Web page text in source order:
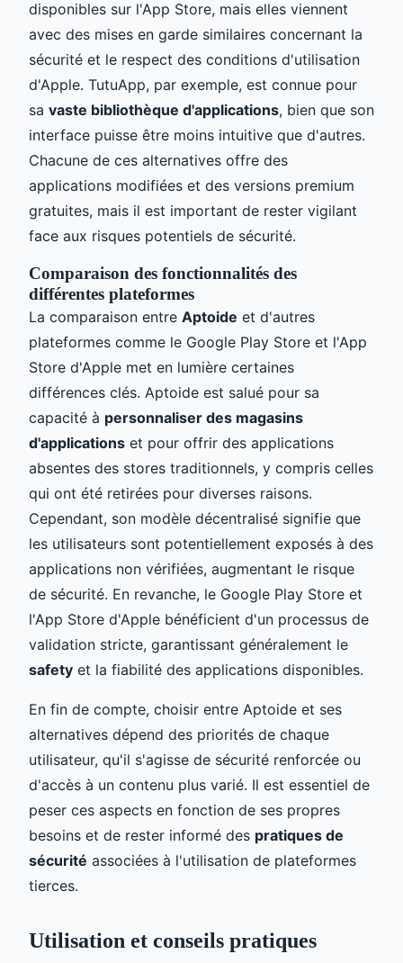
disponibles sur l'App Store, mais elles viennent
avec des mises en garde similaires concernant la
sécurité et le respect des conditions d'utilisation
d'Apple. TutuApp, par exemple, est connue pour
sa vaste bibliothèque d'applications, bien que son
interface puisse être moins intuitive que d'autres.
Chacune de ces alternatives offre des
applications modifiées et des versions premium
gratuites, mais il est important de rester vigilant
face aux risques potentiels de sécurité.
Comparaison des fonctionnalités des
différentes plateformes
La comparaison entre Aptoide et d'autres
plateformes comme le Google Play Store et l'App
Store d'Apple met en lumière certaines
différences clés. Aptoide est salué pour sa
capacité à personnaliser des magasins
d'applications et pour offrir des applications
absentes des stores traditionnels, y compris celles
qui ont été retirées pour diverses raisons.
Cependant, son modèle décentralisé signifie que
les utilisateurs sont potentiellement exposés à des
applications non vérifiées, augmentant le risque
de sécurité. En revanche, le Google Play Store et
l'App Store d'Apple bénéficient d'un processus de
validation stricte, garantissant généralement le
safety et la fiabilité des applications disponibles.
En fin de compte, choisir entre Aptoide et ses
alternatives dépend des priorités de chaque
utilisateur, qu'il s'agisse de sécurité renforcée ou
d'accès à un contenu plus varié. Il est essentiel de
peser ces aspects en fonction de ses propres
besoins et de rester informé des pratiques de
sécurité associées à l'utilisation de plateformes
tierces.
Utilisation et conseils pratiques